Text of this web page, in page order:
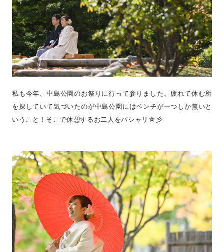
私も今年、中島公園のお祭りに行って参りました。疲れて休む所
を探していて気づいたのが中島公園にはベンチが一つしか無いと
いうこと！そこで休憩するお二人をパシャリ☆彡